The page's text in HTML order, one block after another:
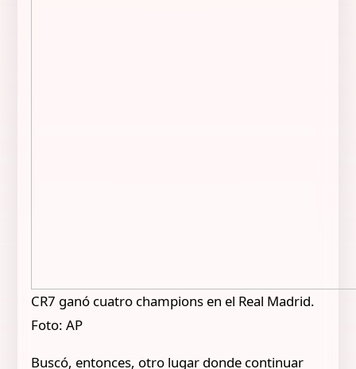
CR7 ganó cuatro champions en el Real Madrid.
Foto: AP
Buscó, entonces, otro lugar donde continuar